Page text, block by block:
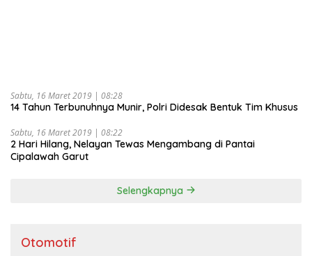
Sabtu, 16 Maret 2019 | 08:28
14 Tahun Terbunuhnya Munir, Polri Didesak Bentuk Tim Khusus
Sabtu, 16 Maret 2019 | 08:22
2 Hari Hilang, Nelayan Tewas Mengambang di Pantai
Cipalawah Garut
Selengkapnya
Otomotif